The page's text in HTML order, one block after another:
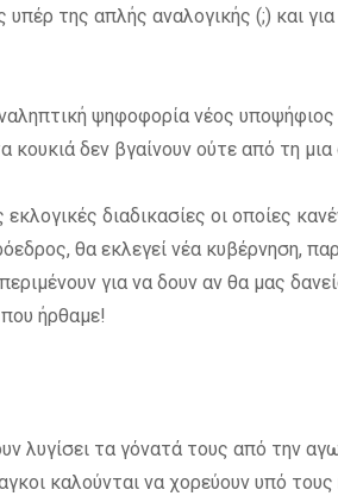
υπέρ της απλής αναλογικής (;) και
ψηφοφορία νέος
κουκιά δεν βγαίνουν ούτε από τη
διαδικασίες οι οποίες
θα εκλεγεί νέα κυβέρνηση,
για να δουν αν θα μας
ήρθαμε!
λυγίσει τα γόνατά τους από την
καλούνται να χορεύουν υπό